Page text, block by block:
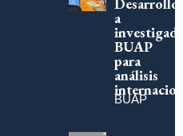
a
BUAP
para
análisis
BUAP